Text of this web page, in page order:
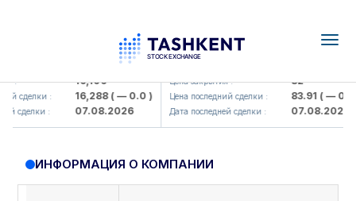
: 16,100
сделки : 16,288( — 0.0 )
сделки : 07.08.2026
KFSK (<Kafolat sug'urta
Цена закрытия : 82
Цена последний сделки : 83.91( — 0.0 )
Дата последней сделки : 07.08.2026
ИНФОРМАЦИЯ О КОМПАНИИ